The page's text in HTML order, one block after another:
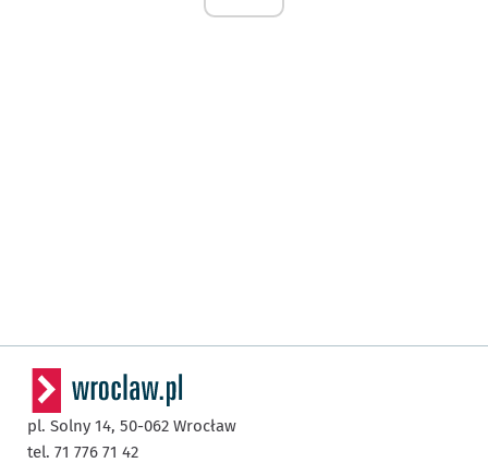
pl. Solny 14, 50-062 Wrocław
tel. 71 776 71 42